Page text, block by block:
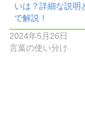
いは？詳細な説明
で解説！
2024年5月26日
言葉の使い分け